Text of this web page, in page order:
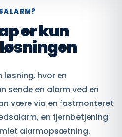
er kun
løsning, hvor en
sende en alarm ved en
være via en fastmonteret
en fjernbetjening
alarmopsætning.